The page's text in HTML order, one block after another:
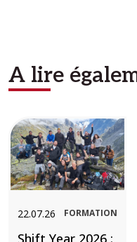
A lire
Image
22.07.26 FORMATION